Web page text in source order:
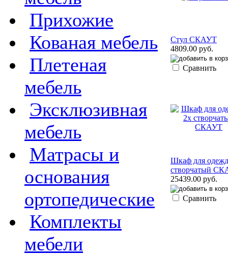
Прихожие
Кованая мебель
Плетеная
мебель
Эксклюзивная
мебель
Матрасы и
основания
ортопедические
Комплекты
мебели
Стул СКАУТ
4809.00 руб.
Сравнить
Шкаф для
створчатый
25439.00 руб.
Сравнить